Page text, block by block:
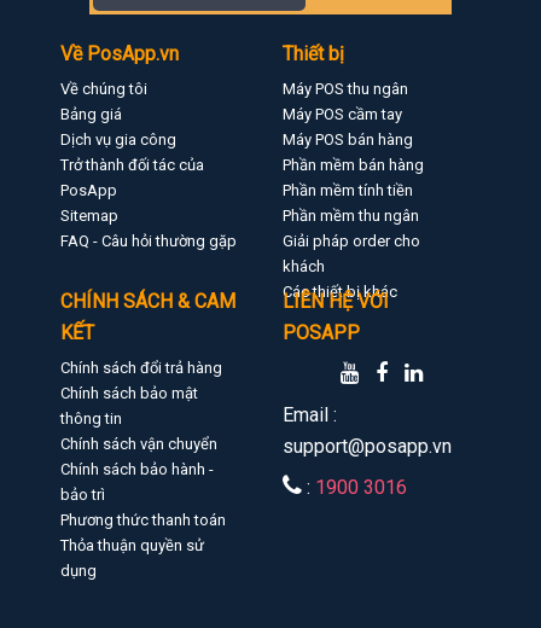
Về PosApp.vn
Về chúng tôi
Bảng giá
Dịch vụ gia công
Trở thành đối tác của
PosApp
Sitemap
FAQ - Câu hỏi thường gặp
Thiết bị
Máy POS thu ngân
Máy POS cầm tay
Máy POS bán hàng
Phần mềm bán hàng
Phần mềm tính tiền
Phần mềm thu ngân
Giải pháp order cho
khách
Các thiết bị khác
CHÍNH SÁCH & CAM
KẾT
Chính sách đổi trả hàng
Chính sách bảo mật
thông tin
Chính sách vận chuyển
Chính sách bảo hành -
bảo trì
Phương thức thanh toán
Thỏa thuận quyền sử
dụng
LIÊN HỆ VỚI
POSAPP
Email :
support@posapp.vn
: 1900 3016